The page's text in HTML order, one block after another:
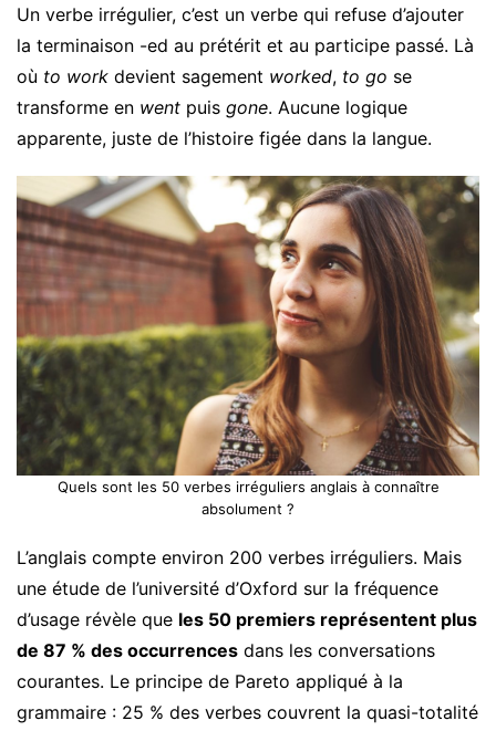
Un verbe irrégulier, c’est un verbe qui refuse d’ajouter
la terminaison -ed au prétérit et au participe passé. Là
où to work devient sagement worked, to go se
transforme en went puis gone. Aucune logique
apparente, juste de l’histoire figée dans la langue.
Quels sont les 50 verbes irréguliers anglais à connaître
absolument ?
L’anglais compte environ 200 verbes irréguliers. Mais
une étude de l’université d’Oxford sur la fréquence
d’usage révèle que les 50 premiers représentent plus
de 87 % des occurrences dans les conversations
courantes. Le principe de Pareto appliqué à la
grammaire : 25 % des verbes couvrent la quasi-totalité